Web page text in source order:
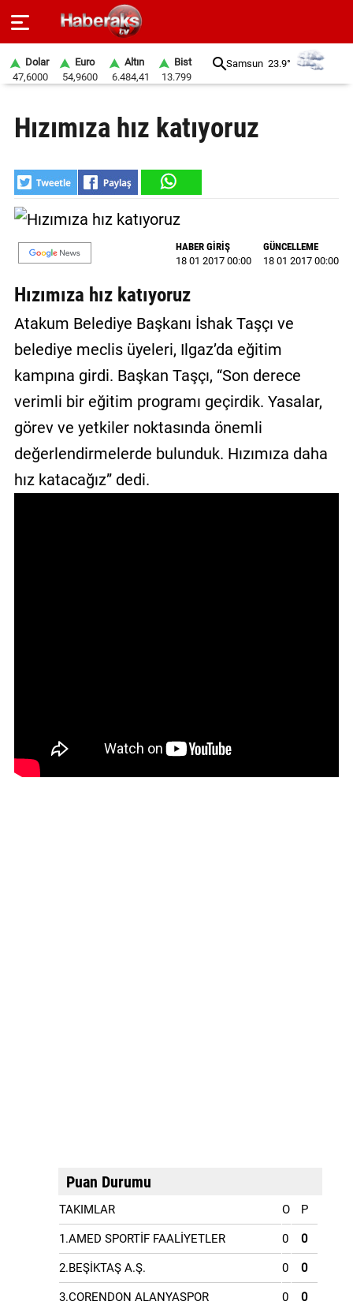
SPOR
YAŞAM
EKONOMİ
BELEDİYELER
SİYASET
EĞİTİM
GALERİ
VİDEO
YAZARLAR
BİZE
ULAŞIN
Dolar
47,6000
Euro
54,9600
Altın
6.484,41
Bist
13.799
Samsun 23.9°
Hızımıza hız katıyoruz
HABER GİRİŞ
18 01 2017 00:00
GÜNCELLEME
18 01 2017 00:00
Hızımıza hız katıyoruz
Atakum Belediye Başkanı İshak Taşçı ve
belediye meclis üyeleri, Ilgaz’da eğitim
kampına girdi. Başkan Taşçı, “Son derece
verimli bir eğitim programı geçirdik. Yasalar,
görev ve yetkiler noktasında önemli
değerlendirmelerde bulunduk. Hızımıza daha
hız katacağız” dedi.
Puan Durumu
TAKIMLAR O P
1.AMED SPORTİF FAALİYETLER 0 0
2.BEŞİKTAŞ A.Ş. 0 0
3.CORENDON ALANYASPOR 0 0